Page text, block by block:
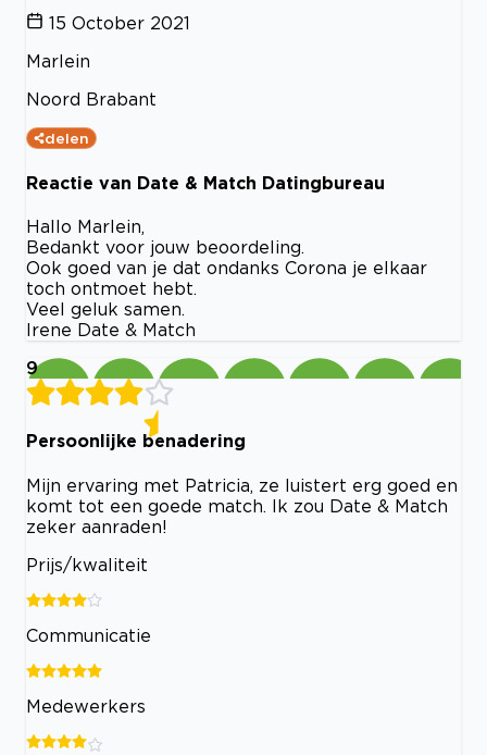
15 October 2021
Marlein
Noord Brabant
delen
Reactie van Date & Match Datingbureau
Hallo Marlein,
Bedankt voor jouw beoordeling.
Ook goed van je dat ondanks Corona je elkaar
toch ontmoet hebt.
Veel geluk samen.
Irene Date & Match
9
Persoonlijke benadering
Mijn ervaring met Patricia, ze luistert erg goed en
komt tot een goede match. Ik zou Date & Match
zeker aanraden!
Prijs/kwaliteit
Communicatie
Medewerkers